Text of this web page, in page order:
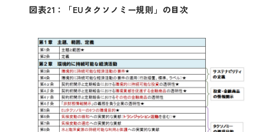
図表21：「EUタクソノミー規則」の目次